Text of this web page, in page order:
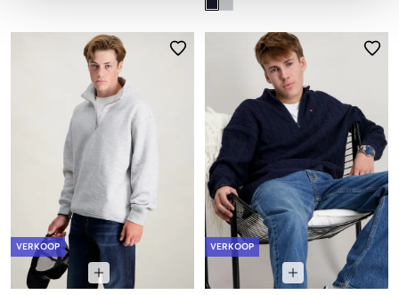
VERKOOP VERKOOP